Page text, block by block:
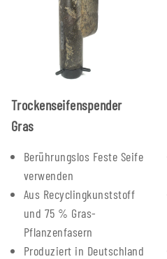
Trockenseifenspender
Gras
Berührungslos Feste Seife
verwenden
Aus Recyclingkunststoff
und 75 % Gras-
Pflanzenfasern
Produziert in Deutschland